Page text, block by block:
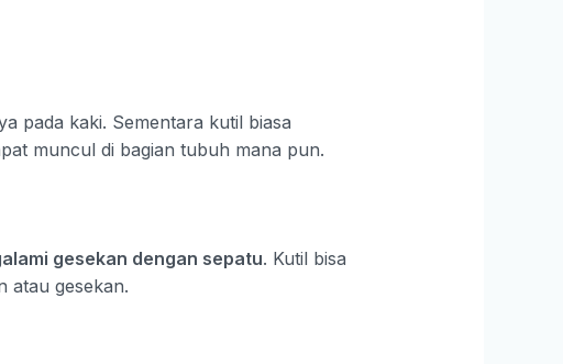
pada kaki. Sementara kutil biasa
muncul di bagian tubuh mana pun.
gesekan dengan sepatu. Kutil bisa
atau gesekan.